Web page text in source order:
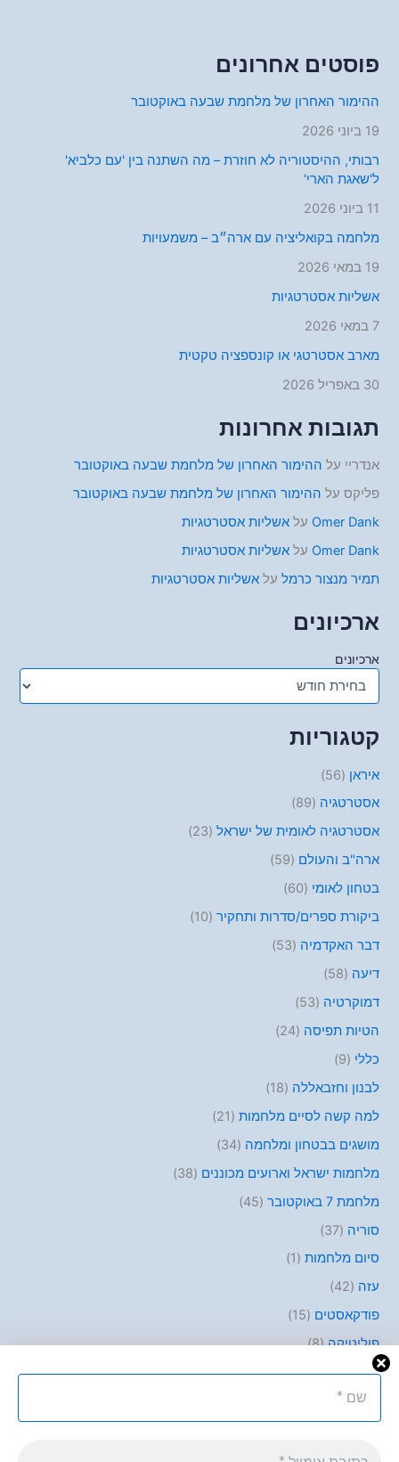
פוסטים אחרונים
ההימור האחרון של מלחמת שבעה באוקטובר
19 ביוני 2026
רבותי, ההיסטוריה לא חוזרת – מה השתנה בין 'עם כלביא'
ל'שאגת הארי'
11 ביוני 2026
מלחמה בקואליציה עם ארה״ב – משמעויות
19 במאי 2026
אשליות אסטרטגיות
7 במאי 2026
מארב אסטרטגי או קונספציה טקטית
30 באפריל 2026
תגובות אחרונות
אנדריי על ההימור האחרון של מלחמת שבעה באוקטובר
פליקס על ההימור האחרון של מלחמת שבעה באוקטובר
Omer Dank עלאשליות אסטרטגיות
Omer Dank עלאשליות אסטרטגיות
תמיר מנצור כרמל עלאשליות אסטרטגיות
ארכיונים
ארכיונים
קטגוריות
איראן (56)
אסטרטגיה (89)
אסטרטגיה לאומית של ישראל (23)
ארה"ב והעולם (59)
בטחון לאומי (60)
ביקורת ספרים/סדרות ותחקיר (10)
דבר האקדמיה (53)
דיעה (58)
דמוקרטיה (53)
הטיות תפיסה (24)
כללי (9)
לבנון וחזבאללה (18)
למה קשה לסיים מלחמות (21)
מושגים בבטחון ומלחמה (34)
מלחמות ישראל וארועים מכוננים (38)
מלחמת 7 באוקטובר
(45)
סוריה (37)
סיום מלחמות (1)
עזה (42)
פודקאסטים (15)
פוליטיקה(8)
פלסטינים(10)
קבלת החלטות
רוסיה(30)